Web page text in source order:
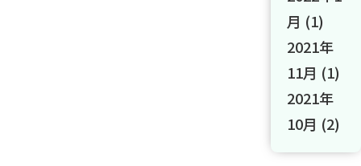
月 (1)
2021年
11月 (1)
2021年
10月 (2)